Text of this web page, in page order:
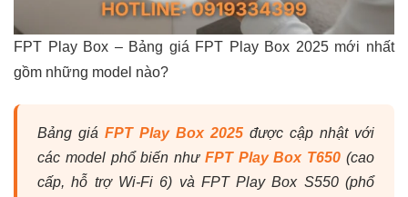
FPT Play Box – Bảng giá FPT Play Box 2025 mới nhất
gồm những model nào?
Bảng giá FPT Play Box 2025 được cập nhật với
các model phổ biến như FPT Play Box T650 (cao
cấp, hỗ trợ Wi-Fi 6) và FPT Play Box S550 (phổ